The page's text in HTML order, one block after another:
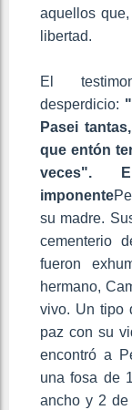
aquellos
libertad.
El
desperdicio:
Pasei
que entón
veces".
imponente
su madre.
cementerio
fueron
hermano,
vivo. Un tipo
paz con su
encontró a
una fosa de
ancho y 2